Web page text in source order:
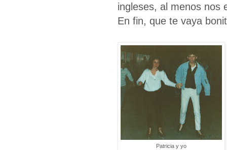
ingleses, al menos nos
En fin, que te vaya
Patricia y yo